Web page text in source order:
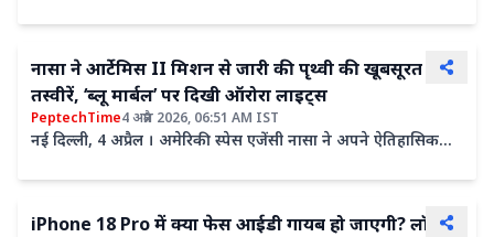
या फिर घर की।घर पर टीवी,
नासा ने आर्टेमिस II मिशन से जारी की पृथ्वी की खूबसूरत
तस्वीरें, ‘ब्लू मार्बल’ पर दिखी ऑरोरा लाइट्स
PeptechTime4 अप्रैल 2026, 06:51 AM IST
नई दिल्ली, 4 अप्रैल । अमेरिकी स्पेस एजेंसी नासा ने अपने ऐतिहासिक
पहली शानदार तस्वीरें जा
iPhone 18 Pro में क्या फेस आईडी गायब हो जाएगी? लॉन्च